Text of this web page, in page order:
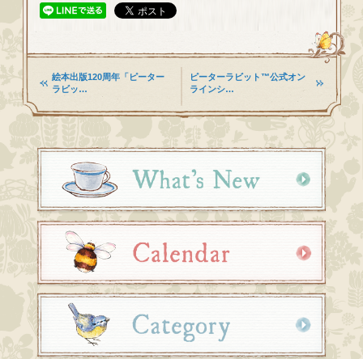
絵本出版120周年「ピーター
ラビッ…
ピーターラビット™公式オン
ラインシ…